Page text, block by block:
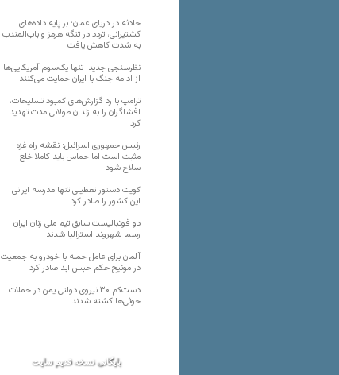
حادثه در دریای عمان؛ بر پایه داده‌های
کشتیرانی، تردد در تنگه هرمز و باب‌المندب
به شدت کاهش یافت
نظرسنجی جدید: تنها یک‌سوم آمریکایی‌ها
از ادامه جنگ با ایران حمایت می‌کنند
ترامپ با رد گزارش‌های کمبود تسلیحات،
افشاگران را به زندان طولانی مدت تهدید
کرد
رئیس‌ جمهوری اسرائیل: نقشه راه غزه
مثبت است اما حماس باید کاملا خلع
سلاح شود
کویت دستور تعطیلی تنها مدرسه ایرانی
این کشور را صادر کرد
دو فوتبالیست سابق تیم ملی زنان ایران
رسما شهروند استرالیا شدند
آلمان برای عامل حمله با خودرو به جمعیت
در مونیخ حکم حبس ابد صادر کرد
دست‌کم ۳۰ نیروی دولتی یمن در حملات
حوثی‌ها کشته شدند
بایگانی نسخه قدیم سایت